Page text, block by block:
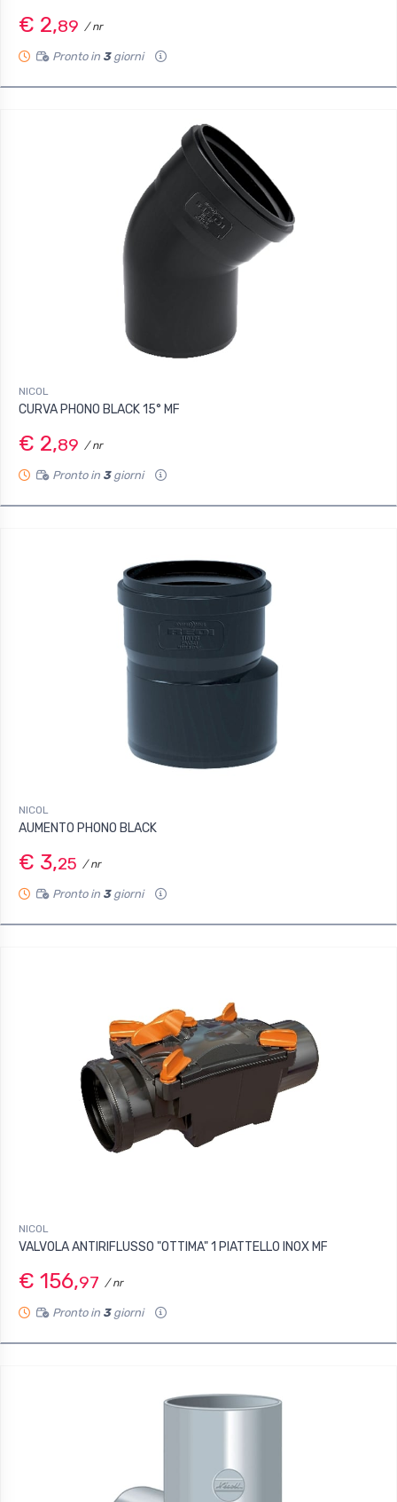
€ 2,89 / nr
Pronto in 3giorni
NICOL
CURVA PHONO BLACK 15° MF
€ 2,89 / nr
Pronto in 3giorni
NICOL
AUMENTO PHONO BLACK
€ 3,25 / nr
Pronto in 3giorni
NICOL
VALVOLA ANTIRIFLUSSO "OTTIMA" 1 PIATTELLO INOX MF
€ 156,97 / nr
Pronto in 3giorni